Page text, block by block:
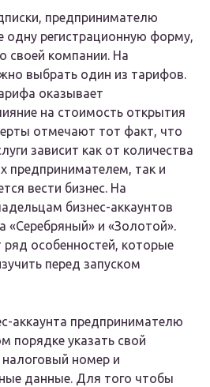
предпринимателю
одну регистрационную форму,
своей компании. На
выбрать один из тарифов.
оказывает
на стоимость открытия
отмечают тот факт, что
зависит как от количества
предпринимателем, так и
вести бизнес. На
бизнес-аккаунтов
«Серебряный» и «Золотой».
особенностей, которые
перед запуском
аккаунта предпринимателю
порядке указать свой
номер и
данные. Для того чтобы